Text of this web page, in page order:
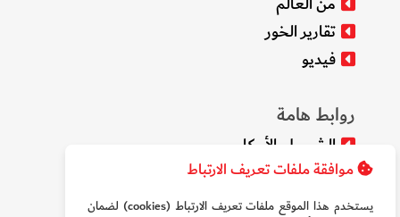
موافقة ملفات تعريف الارتباط
يستخدم هذا الموقع ملفات تعريف الارتباط (cookies) لضمان
تقارير الخور
فيديو
روابط هامة
الشروط والأحكام
سياسة الخصوصية
من نحن